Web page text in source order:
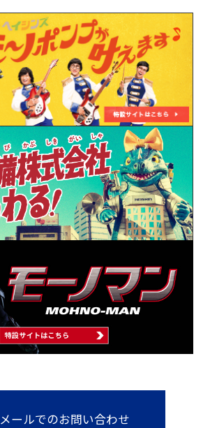
メールでのお問い合わせ